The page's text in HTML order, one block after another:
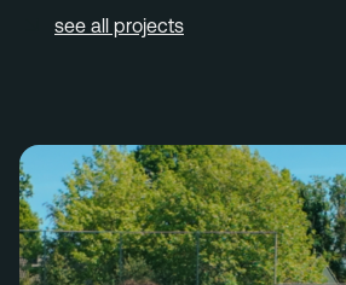
see all projects